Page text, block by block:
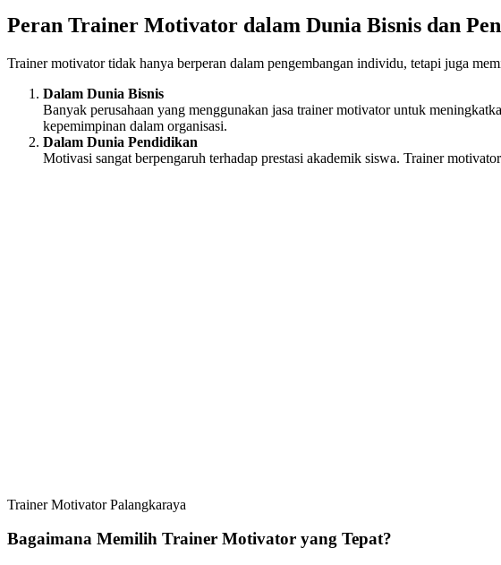
Peran Trainer Motivator dalam Dunia Bisnis dan
Trainer motivator tidak hanya berperan dalam pengembangan individu, tetapi juga
Dalam Dunia Bisnis
Banyak perusahaan yang menggunakan jasa trainer motivator untuk
kepemimpinan dalam organisasi.
Dalam Dunia Pendidikan
Motivasi sangat berpengaruh terhadap prestasi akademik siswa. Trainer
Trainer Motivator Palangkaraya
Bagaimana Memilih Trainer Motivator yang Tepat?